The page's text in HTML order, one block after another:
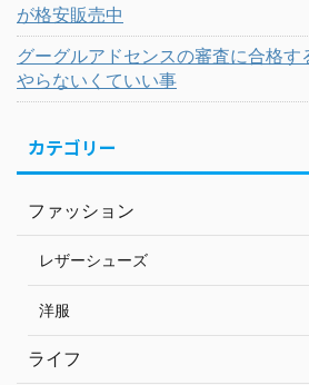
が格安販売中
グーグルアドセンスの審査に合格す
やらないくていい事
カテゴリー
ファッション
レザーシューズ
洋服
ライフ